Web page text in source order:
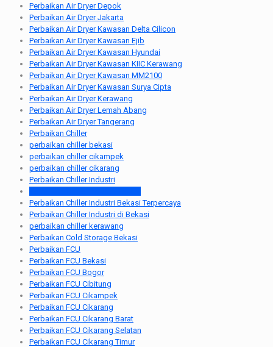
Perbaikan Air Dryer Depok
Perbaikan Air Dryer Jakarta
Perbaikan Air Dryer Kawasan Delta Cilicon
Perbaikan Air Dryer Kawasan Ejib
Perbaikan Air Dryer Kawasan Hyundai
Perbaikan Air Dryer Kawasan KIIC Kerawang
Perbaikan Air Dryer Kawasan MM2100
Perbaikan Air Dryer Kawasan Surya Cipta
Perbaikan Air Dryer Kerawang
Perbaikan Air Dryer Lemah Abang
Perbaikan Air Dryer Tangerang
Perbaikan Chiller
perbaikan chiller bekasi
perbaikan chiller cikampek
perbaikan chiller cikarang
Perbaikan Chiller Industri
Perbaikan Chiller Industri Bekasi Terpercaya
Perbaikan Chiller Industri di Bekasi
perbaikan chiller kerawang
Perbaikan Cold Storage Bekasi
Perbaikan FCU
Perbaikan FCU Bekasi
Perbaikan FCU Bogor
Perbaikan FCU Cibitung
Perbaikan FCU Cikampek
Perbaikan FCU Cikarang
Perbaikan FCU Cikarang Barat
Perbaikan FCU Cikarang Selatan
Perbaikan FCU Cikarang Timur